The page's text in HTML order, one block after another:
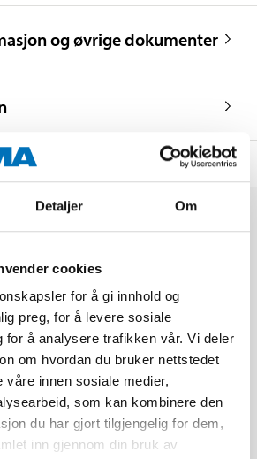
Detaljer Om
cookies
for å gi innhold og
preg, for å levere sosiale
for å analysere trafikken vår. Vi deler
om hvordan du bruker nettstedet
våre innen sosiale medier,
som kan kombinere den
du har gjort tilgjengelig for dem,
inn gjennom din bruk av
og øvrige dokumenter